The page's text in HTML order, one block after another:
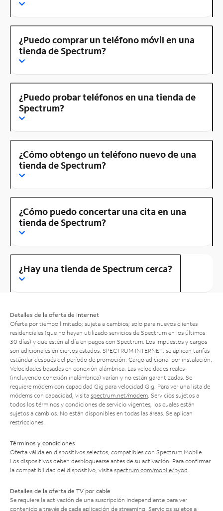
¿Puedo comprar un teléfono móvil en una
tienda de Spectrum?
¿Puedo probar teléfonos en una tienda de
Spectrum?
¿Cómo obtengo un teléfono nuevo de una
tienda de Spectrum?
¿Cómo puedo concertar una cita en una
tienda de Spectrum?
¿Hay una tienda de Spectrum cerca?
Detalles de la oferta de Internet
Oferta por tiempo limitado; sujeta a cambios; solo para nuevos clientes
residenciales (que no hayan utilizado servicios de Spectrum en los últimos
30 días) y que estén al día en pagos con Spectrum. Los impuestos y cargos
son adicionales en ciertos estados. SPECTRUM INTERNET: se aplican tarifas
estándar después del período de promoción. Cargo adicional por instalación.
Velocidades basadas en conexión alámbrica. Las velocidades reales
(incluyendo conexión inalámbrica) varían y no están garantizadas. Se
requiere módem con capacidad Gig para velocidad Gig. Para ver una lista de
módems con capacidad, visita spectrum.net/modem . Servicios sujetos a
todos los términos y condiciones de servicio vigentes, los cuales están
sujetos a cambios. No están disponibles en todas las áreas. Se aplican
restricciones.
Términos y condiciones
Oferta válida en dispositivos selectos, compatibles con Spectrum Mobile.
Los dispositivos deben desbloquearse antes de su activación. Para confirmar
la compatibilidad del dispositivo, visita spectrum.com/mobile/byod
Detalles de la oferta de TV por cable
Se requiere la activación de una suscripción independiente para ver
contenido a través de cada aplicación de streaming. Servicios sujetos a